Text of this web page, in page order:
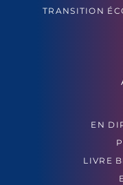
TRANSITION
EN
LIVRE